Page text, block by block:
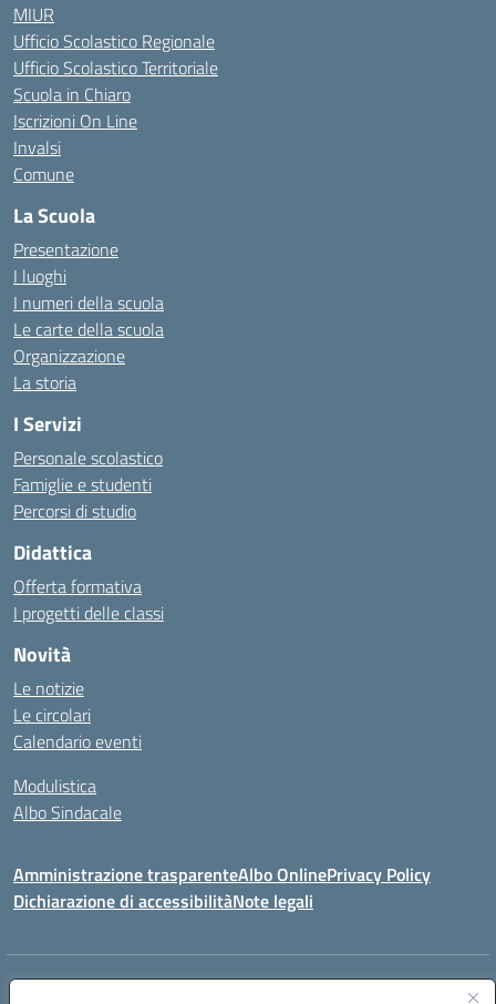
MIUR
Ufficio Scolastico Regionale
Ufficio Scolastico Territoriale
Scuola in Chiaro
Iscrizioni On Line
Invalsi
Comune
La Scuola
Presentazione
I luoghi
I numeri della scuola
Le carte della scuola
Organizzazione
La storia
I Servizi
Personale scolastico
Famiglie e studenti
Percorsi di studio
Didattica
Offerta formativa
I progetti delle classi
Novità
Le notizie
Le circolari
Calendario eventi
Modulistica
Albo Sindacale
Amministrazione trasparenteAlbo OnlinePrivacy Policy
Dichiarazione di accessibilitàNote legali
Indirizzo: